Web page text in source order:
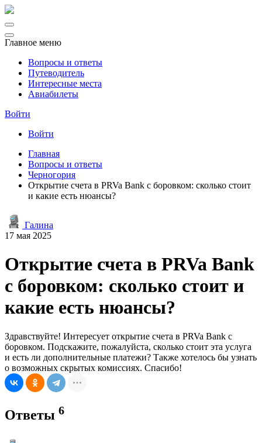
Главное меню
Вопросы и ответы
Путеводитель
Интересные места
Авиабилеты
Войти
Войти
Главная
Вопросы и ответы
Черногория
Открытие счета в PRVa Bank с боровком: сколько стоит
и какие есть нюансы?
Галина
17 мая 2025
Открытие счета в PRVa Bank
с боровком: сколько стоит и
какие есть нюансы?
Здравствуйте! Интересует открытие счета в PRVa Bank с
боровком. Подскажите, пожалуйста, сколько стоит эта услуга
и есть ли дополнительные платежи? Также хотелось бы узнать
о возможных скрытых комиссиях. Спасибо!
Ответы 6